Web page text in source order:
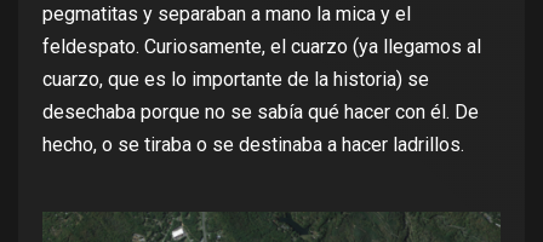
pegmatitas y separaban a mano la mica y el
feldespato. Curiosamente, el cuarzo (ya llegamos al
cuarzo, que es lo importante de la historia) se
desechaba porque no se sabía qué hacer con él. De
hecho, o se tiraba o se destinaba a hacer ladrillos.